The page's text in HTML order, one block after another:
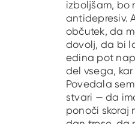
izboljšam, bo
antidepresiv.
občutek, da
dovolj, da bi
edina pot
del vsega,
Povedala
stvari — da
ponoči skoraj